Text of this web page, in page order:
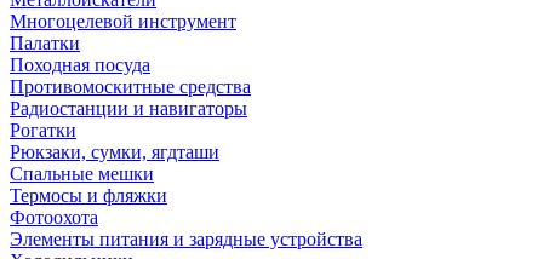
Многоцелевой инструмент
Палатки
Походная посуда
Противомоскитные средства
Радиостанции и навигаторы
Рогатки
Рюкзаки, сумки, ягдташи
Спальные мешки
Термосы и фляжки
Фотоохота
Элементы питания и зарядные устройства